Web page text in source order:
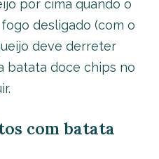
por cima quando o
desligado (com o
deve derreter
batata doce chips no
com batata